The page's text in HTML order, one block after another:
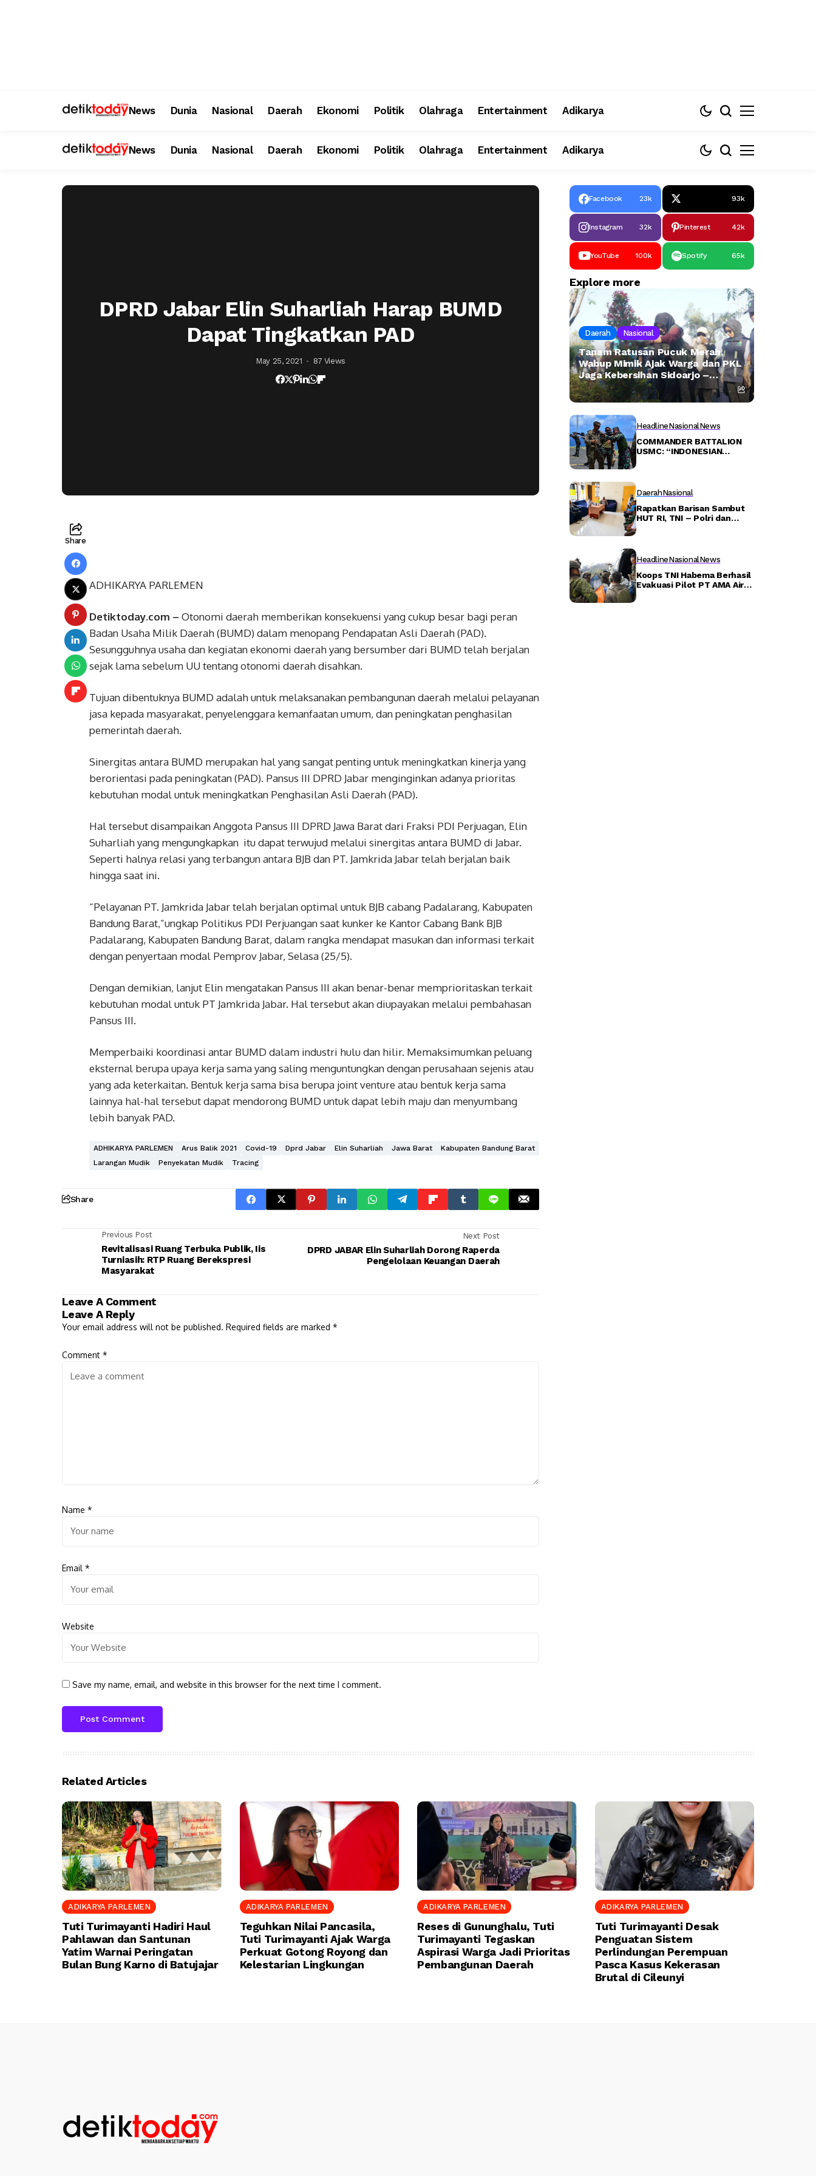
News Dunia Nasional Daerah Ekonomi Politik Olahraga Entertainment Adikarya
News Dunia Nasional Daerah Ekonomi Politik Olahraga Entertainment Adikarya
DPRD Jabar Elin Suharliah Harap BUMD
Dapat Tingkatkan PAD
May 25, 2021 87 Views
Share
ADHIKARYA PARLEMEN
Detiktoday.com – Otonomi daerah memberikan konsekuensi yang cukup besar bagi peran
Badan Usaha Milik Daerah (BUMD) dalam menopang Pendapatan Asli Daerah (PAD).
Sesungguhnya usaha dan kegiatan ekonomi daerah yang bersumber dari BUMD telah berjalan
sejak lama sebelum UU tentang otonomi daerah disahkan.
Tujuan dibentuknya BUMD adalah untuk melaksanakan pembangunan daerah melalui pelayanan
jasa kepada masyarakat, penyelenggara kemanfaatan umum, dan peningkatan penghasilan
pemerintah daerah.
Sinergitas antara BUMD merupakan hal yang sangat penting untuk meningkatkan kinerja yang
berorientasi pada peningkatan (PAD). Pansus III DPRD Jabar menginginkan adanya prioritas
kebutuhan modal untuk meningkatkan Penghasilan Asli Daerah (PAD).
Hal tersebut disampaikan Anggota Pansus III DPRD Jawa Barat dari Fraksi PDI Perjuagan, Elin
Suharliah yang mengungkapkan itu dapat terwujud melalui sinergitas antara BUMD di Jabar.
Seperti halnya relasi yang terbangun antara BJB dan PT. Jamkrida Jabar telah berjalan baik
hingga saat ini.
“Pelayanan PT. Jamkrida Jabar telah berjalan optimal untuk BJB cabang Padalarang, Kabupaten
Bandung Barat,”ungkap Politikus PDI Perjuangan saat kunker ke Kantor Cabang Bank BJB
Padalarang, Kabupaten Bandung Barat, dalam rangka mendapat masukan dan informasi terkait
dengan penyertaan modal Pemprov Jabar, Selasa (25/5).
Dengan demikian, lanjut Elin mengatakan Pansus III akan benar-benar memprioritaskan terkait
kebutuhan modal untuk PT Jamkrida Jabar. Hal tersebut akan diupayakan melalui pembahasan
Pansus III.
Memperbaiki koordinasi antar BUMD dalam industri hulu dan hilir. Memaksimumkan peluang
eksternal berupa upaya kerja sama yang saling menguntungkan dengan perusahaan sejenis atau
yang ada keterkaitan. Bentuk kerja sama bisa berupa joint venture atau bentuk kerja sama
lainnya hal-hal tersebut dapat mendorong BUMD untuk dapat lebih maju dan menyumbang
lebih banyak PAD.
ADHIKARYA PARLEMEN Arus Balik 2021 Covid-19 Dprd Jabar Elin Suharliah Jawa Barat
Kabupaten Bandung Barat
Larangan Mudik
Penyekatan Mudik Tracing
Share
Previous Post
Revitalisasi Ruang Terbuka Publik, Iis
Turniasih: RTP Ruang Berekspresi
Masyarakat
Next Post
DPRD JABAR Elin Suharliah Dorong Raperda
Pengelolaan Keuangan Daerah
Leave A Comment
Leave A Reply
Your email address will not be published. Required fields are marked *
Comment *
Name *
Email *
Website
Save my name, email, and website in this browser for the next time I comment.
Facebook 23k 93k
Instagram 32k Pinterest 42k
YouTube 100k Spotify 65k
Explore more
Daerah Nasional
Tanam Ratusan Pucuk Merah,
Wabup Mimik Ajak Warga dan PKL
Jaga Kebersihan Sidoarjo –
Detiktoday.com
HeadlineNasionalNews
COMMANDER BATTALION
USMC: “INDONESIAN
DaerahNasional
Rapatkan Barisan Sambut
HUT RI, TNI – Polri dan
HeadlineNasionalNews
Koops TNI Habema Berhasil
Evakuasi Pilot PT AMA Air
Related Articles
ADIKARYA PARLEMEN
Tuti Turimayanti Hadiri Haul
Pahlawan dan Santunan
Yatim Warnai Peringatan
Bulan Bung Karno di Batujajar
ADIKARYA PARLEMEN
Teguhkan Nilai Pancasila,
Tuti Turimayanti Ajak Warga
Perkuat Gotong Royong dan
Kelestarian Lingkungan
ADIKARYA PARLEMEN
Reses di Gununghalu, Tuti
Turimayanti Tegaskan
Aspirasi Warga Jadi Prioritas
Pembangunan Daerah
ADIKARYA PARLEMEN
Tuti Turimayanti Desak
Penguatan Sistem
Perlindungan Perempuan
Pasca Kasus Kekerasan
Brutal di Cileunyi